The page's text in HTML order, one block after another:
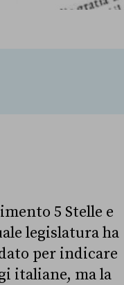
5 Stelle e
legislatura ha
per indicare
italiane, ma la